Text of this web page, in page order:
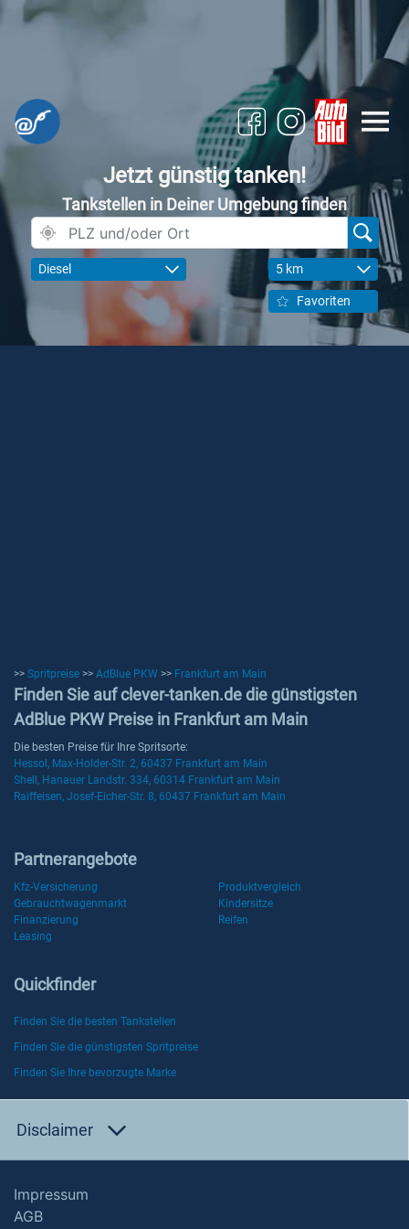
Jetzt günstig tanken!
Tankstellen in Deiner Umgebung finden
Diesel 5 km
Favoriten
>> Spritpreise >> AdBlue PKW >> Frankfurt am Main
Finden Sie auf clever-tanken.de die günstigsten
AdBlue PKW Preise in Frankfurt am Main
Die besten Preise für Ihre Spritsorte:
Hessol, Max-Holder-Str. 2, 60437 Frankfurt am Main
Shell, Hanauer Landstr. 334, 60314 Frankfurt am Main
Raiffeisen, Josef-Eicher-Str. 8, 60437 Frankfurt am Main
Partnerangebote
Kfz-Versicherung
Produktvergleich
Gebrauchtwagenmarkt
Kindersitze
Finanzierung
Reifen
Leasing
Quickfinder
Finden Sie die besten Tankstellen
Finden Sie die günstigsten Spritpreise
Finden Sie Ihre bevorzugte Marke
Disclaimer
Impressum
AGB